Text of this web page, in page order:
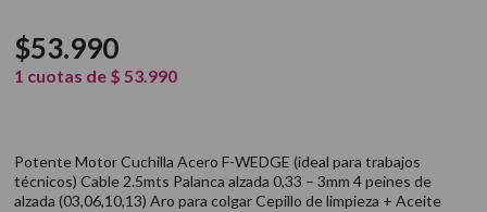
$53.990
1 cuotas de $ 53.990
Potente Motor Cuchilla Acero F-WEDGE (ideal para trabajos
técnicos) Cable 2.5mts Palanca alzada 0,33 – 3mm 4 peines de
alzada (03,06,10,13) Aro para colgar Cepillo de limpieza + Aceite
5. cepillo
6. gama
8. loreal
9 . acondicionador